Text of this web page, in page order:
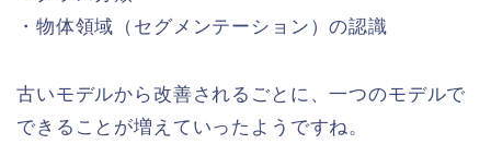
・物体領域（セグメンテーション）の認識
古いモデルから改善されるごとに、一つのモデルで
できることが増えていったようですね。